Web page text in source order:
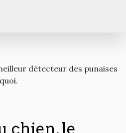
détecteur des punaises
chien, le